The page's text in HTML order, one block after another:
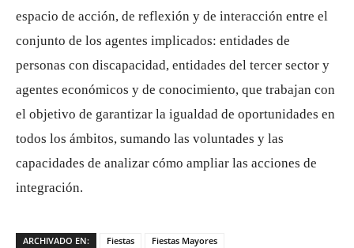
espacio de acción, de reflexión y de interacción entre el
conjunto de los agentes implicados: entidades de
personas con discapacidad, entidades del tercer sector y
agentes económicos y de conocimiento, que trabajan con
el objetivo de garantizar la igualdad de oportunidades en
todos los ámbitos, sumando las voluntades y las
capacidades de analizar cómo ampliar las acciones de
integración.
ARCHIVADO EN: Fiestas Fiestas Mayores